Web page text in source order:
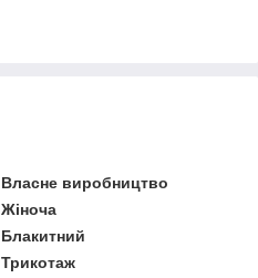
Власне виробництво
Жіноча
Блакитний
Трикотаж